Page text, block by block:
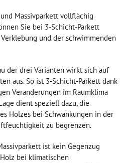
Massivparkett vollflächig
Sie bei 3-Schicht-Parkett
und der schwimmenden
der drei Varianten wirkt sich auf
aus. So ist 3-Schicht-Parkett dank
Veränderungen im Raumklima
dient speziell dazu, die
Holzes bei Schwankungen in der
zu begrenzen.
ist kein Gegenzug
bei klimatischen